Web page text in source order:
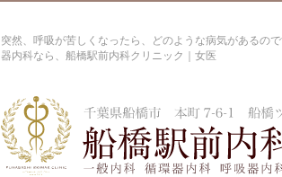
突然、呼吸が苦しくなったら、どのような病気があるの
器内科なら、船橋駅前内科クリニック｜女医